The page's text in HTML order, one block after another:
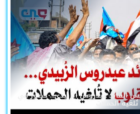
القائد عيدروس الزُبيدي... حضورٌ في
الحملات